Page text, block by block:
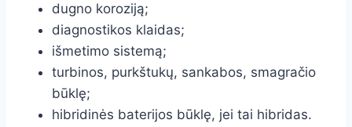
dugno koroziją;
diagnostikos klaidas;
išmetimo sistemą;
turbinos, purkštukų, sankabos, smagračio
būklę;
hibridinės baterijos būklę, jei tai hibridas.